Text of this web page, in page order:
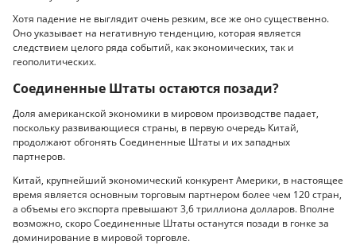
Хотя падение не выглядит очень резким, все же оно существенно.
Оно указывает на негативную тенденцию, которая является
следствием целого ряда событий, как экономических, так и
геополитических.
Соединенные Штаты остаются позади?
Доля американской экономики в мировом производстве падает,
поскольку развивающиеся страны, в первую очередь Китай,
продолжают обгонять Соединенные Штаты и их западных
партнеров.
Китай, крупнейший экономический конкурент Америки, в настоящее
время является основным торговым партнером более чем 120 стран,
а объемы его экспорта превышают 3,6 триллиона долларов. Вполне
возможно, скоро Соединенные Штаты останутся позади в гонке за
доминирование в мировой торговле.